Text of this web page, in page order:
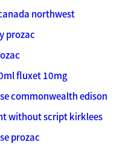
northwest
prozac
fluxet 10mg
commonwealth edison
without script kirklees
prozac